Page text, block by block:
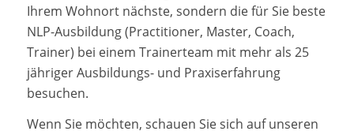
Ihrem Wohnort nächste, sondern die für Sie beste
NLP-Ausbildung (Practitioner, Master, Coach,
Trainer) bei einem Trainerteam mit mehr als 25
jähriger Ausbildungs- und Praxiserfahrung
besuchen.
Wenn Sie möchten, schauen Sie sich auf unseren